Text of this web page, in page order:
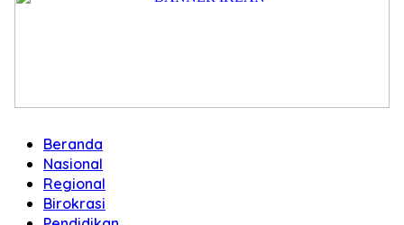
Beranda
Nasional
Regional
Birokrasi